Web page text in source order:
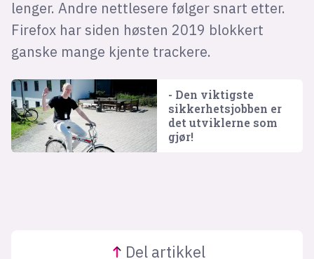
lenger. Andre nettlesere følger snart etter.
Firefox har siden høsten 2019 blokkert
ganske mange kjente trackere.
- Den viktigste
sikkerhets­jobben er
det utviklerne som
gjør!
Del artikkel